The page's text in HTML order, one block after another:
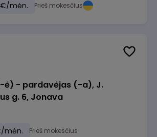
€/mėn. Prieš mokesčius
ė) - pardavėjas (-a), J.
g. 6, Jonava
mėn. Prieš mokesčius